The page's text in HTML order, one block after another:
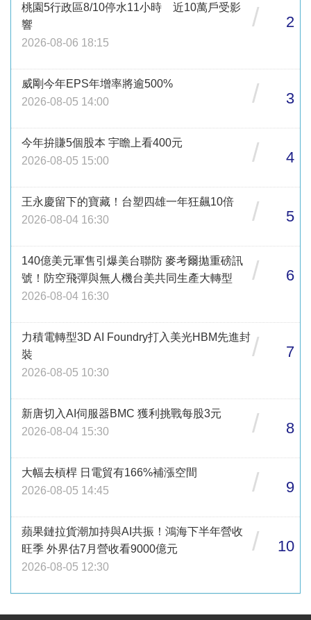
桃園5行政區8/10停水11小時 近10萬戶受影
響
2026-08-06 18:15
/ 2
威剛今年EPS年增率將逾500%
2026-08-05 14:00
/ 3
今年拚賺5個股本 宇瞻上看400元
2026-08-05 15:00
/ 4
王永慶留下的寶藏！台塑四雄一年狂飆10倍
2026-08-04 16:30
/ 5
140億美元軍售引爆美台聯防 麥考爾拋重磅訊
號！防空飛彈與無人機台美共同生產大轉型
2026-08-04 16:30
/ 6
力積電轉型3D AI Foundry打入美光HBM先進封
裝
2026-08-05 10:30
/ 7
新唐切入AI伺服器BMC 獲利挑戰每股3元
2026-08-04 15:30
/ 8
大幅去槓桿 日電貿有166%補漲空間
2026-08-05 14:45
/ 9
蘋果鏈拉貨潮加持與AI共振！鴻海下半年營收
旺季 外界估7月營收看9000億元
2026-08-05 12:30
/ 10